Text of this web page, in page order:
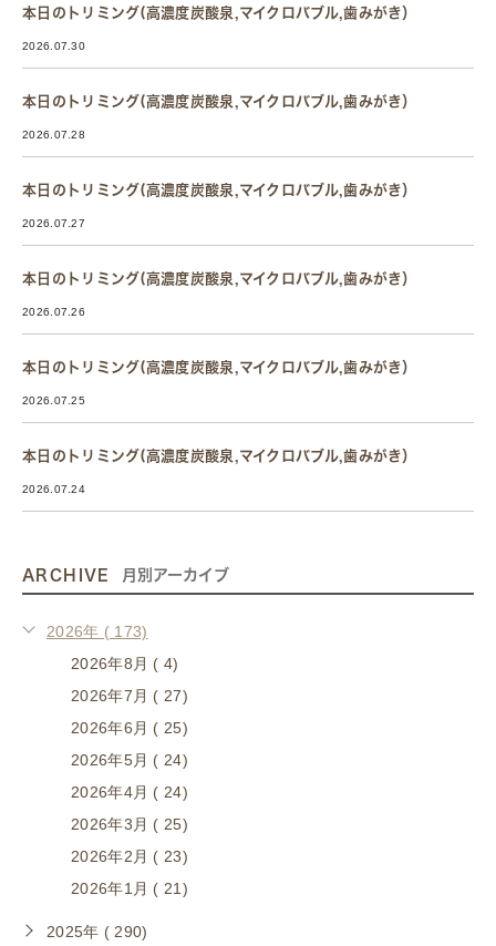
本日のトリミング(高濃度炭酸泉,マイクロバブル,歯みがき）
2026.07.30
本日のトリミング(高濃度炭酸泉,マイクロバブル,歯みがき）
2026.07.28
本日のトリミング(高濃度炭酸泉,マイクロバブル,歯みがき）
2026.07.27
本日のトリミング(高濃度炭酸泉,マイクロバブル,歯みがき）
2026.07.26
本日のトリミング(高濃度炭酸泉,マイクロバブル,歯みがき）
2026.07.25
本日のトリミング(高濃度炭酸泉,マイクロバブル,歯みがき）
2026.07.24
ARCHIVE 月別アーカイブ
2026年 ( 173)
2026年8月 ( 4)
2026年7月 ( 27)
2026年6月 ( 25)
2026年5月 ( 24)
2026年4月 ( 24)
2026年3月 ( 25)
2026年2月 ( 23)
2026年1月 ( 21)
2025年 ( 290)